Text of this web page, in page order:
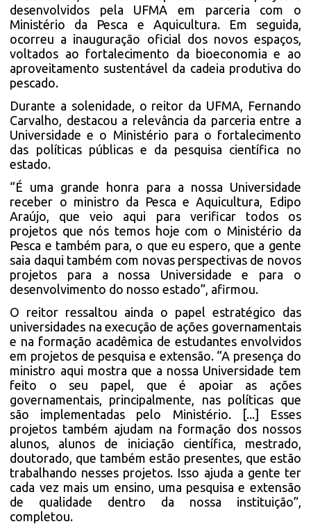
desenvolvidos pela UFMA em parceria com o
Ministério da Pesca e Aquicultura. Em seguida,
ocorreu a inauguração oficial dos novos espaços,
voltados ao fortalecimento da bioeconomia e ao
aproveitamento sustentável da cadeia produtiva do
pescado.
Durante a solenidade, o reitor da UFMA, Fernando
Carvalho, destacou a relevância da parceria entre a
Universidade e o Ministério para o fortalecimento
das políticas públicas e da pesquisa científica no
estado.
“É uma grande honra para a nossa Universidade
receber o ministro da Pesca e Aquicultura, Edipo
Araújo, que veio aqui para verificar todos os
projetos que nós temos hoje com o Ministério da
Pesca e também para, o que eu espero, que a gente
saia daqui também com novas perspectivas de novos
projetos para a nossa Universidade e para o
desenvolvimento do nosso estado”, afirmou.
O reitor ressaltou ainda o papel estratégico das
universidades na execução de ações governamentais
e na formação acadêmica de estudantes envolvidos
em projetos de pesquisa e extensão. “A presença do
ministro aqui mostra que a nossa Universidade tem
feito o seu papel, que é apoiar as ações
governamentais, principalmente, nas políticas que
são implementadas pelo Ministério. [...] Esses
projetos também ajudam na formação dos nossos
alunos, alunos de iniciação científica, mestrado,
doutorado, que também estão presentes, que estão
trabalhando nesses projetos. Isso ajuda a gente ter
cada vez mais um ensino, uma pesquisa e extensão
de qualidade dentro da nossa instituição”,
completou.